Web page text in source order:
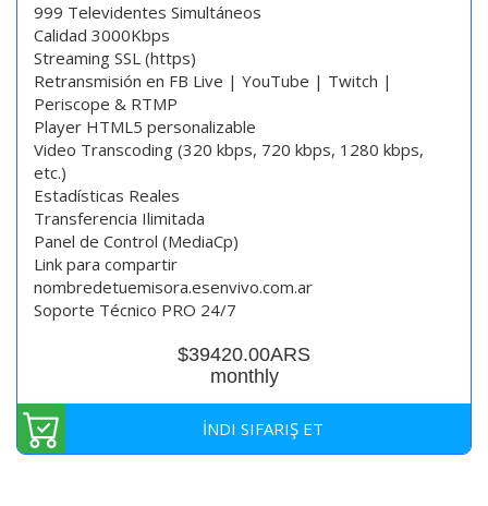
999 Televidentes Simultáneos
Calidad 3000Kbps
Streaming SSL (https)
Retransmisión en FB Live | YouTube | Twitch |
Periscope & RTMP
Player HTML5 personalizable
Video Transcoding (320 kbps, 720 kbps, 1280 kbps,
etc.)
Estadísticas Reales
Transferencia Ilimitada
Panel de Control (MediaCp)
Link para compartir
nombredetuemisora.esenvivo.com.ar
Soporte Técnico PRO 24/7
$39420.00ARS
monthly
İNDI SIFARIŞ ET